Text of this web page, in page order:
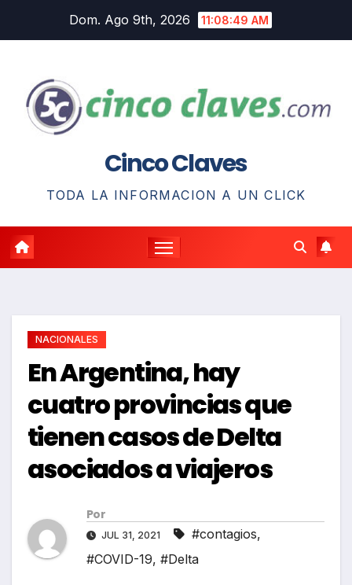
Dom. Ago 9th, 2026 11:08:50 AM
Cinco Claves
TODA LA INFORMACION A UN CLICK
NACIONALES
En Argentina, hay
cuatro provincias que
tienen casos de Delta
asociados a viajeros
Por
JUL 31, 2021 #contagios,
#COVID-19, #Delta